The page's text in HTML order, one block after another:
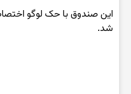
این صندوق با حک لوگو
شد.